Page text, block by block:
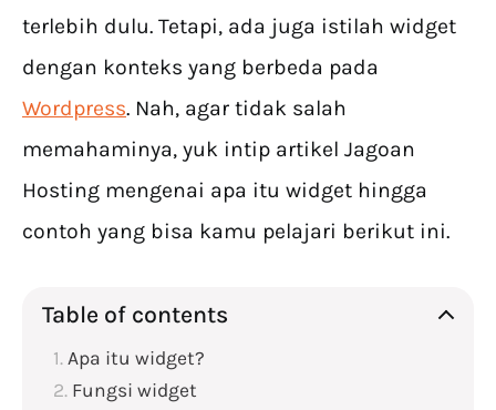
terlebih dulu. Tetapi, ada juga istilah widget
dengan konteks yang berbeda pada
Wordpress. Nah, agar tidak salah
memahaminya, yuk intip artikel Jagoan
Hosting mengenai apa itu widget hingga
contoh yang bisa kamu pelajari berikut ini.
Table of contents
Apa itu widget?
Fungsi widget